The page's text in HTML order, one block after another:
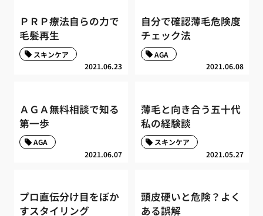
ＰＲＰ療法自らの力で
毛髪再生
2021.06.23
スキンケア
自分で確認薄毛危険度
チェック法
2021.06.08
AGA
ＡＧＡ無料相談で知る
第一歩
2021.06.07
AGA
薄毛と向き合う五十代
私の経験談
2021.05.27
スキンケア
プロ直伝分け目をぼか
すスタイリング
頭皮硬いと危険？よく
ある誤解